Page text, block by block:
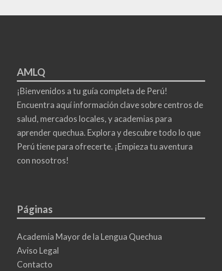
AMLQ
¡Bienvenidos a tu guía completa de Perú!
Encuentra aquí información clave sobre centros de
salud, mercados locales, y academias para
aprender quechua. Explora y descubre todo lo que
Perú tiene para ofrecerte. ¡Empieza tu aventura
con nosotros!
Páginas
Academia Mayor de la Lengua Quechua
Aviso Legal
Contacto